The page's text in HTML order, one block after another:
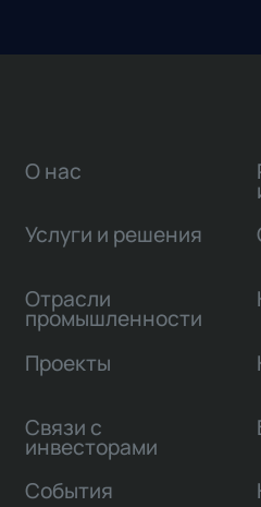
О нас
Услуги и решения
Отрасли
промышленности
Проекты
Связи с
инвесторами
События